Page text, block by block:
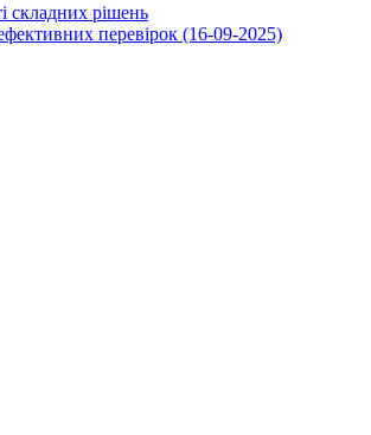
складних рішень
перевірок (16-09-2025)